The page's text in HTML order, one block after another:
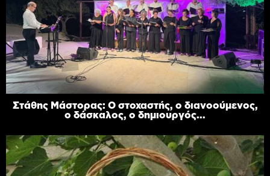
Στάθης Μάστορας: Ο στοχαστής, ο διανοούμενος,
ο δάσκαλος, ο δημιουργός...